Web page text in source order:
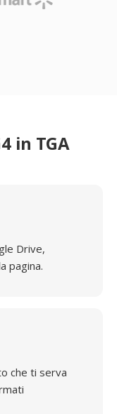
in TGA
Drive,
pagina.
che ti serva